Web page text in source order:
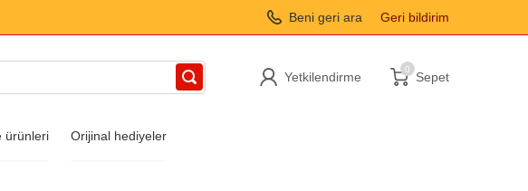
Beni geri ara Geri bildirim
Yetkilendirme
0
Sepet
ürünleri Orijinal hediyeler